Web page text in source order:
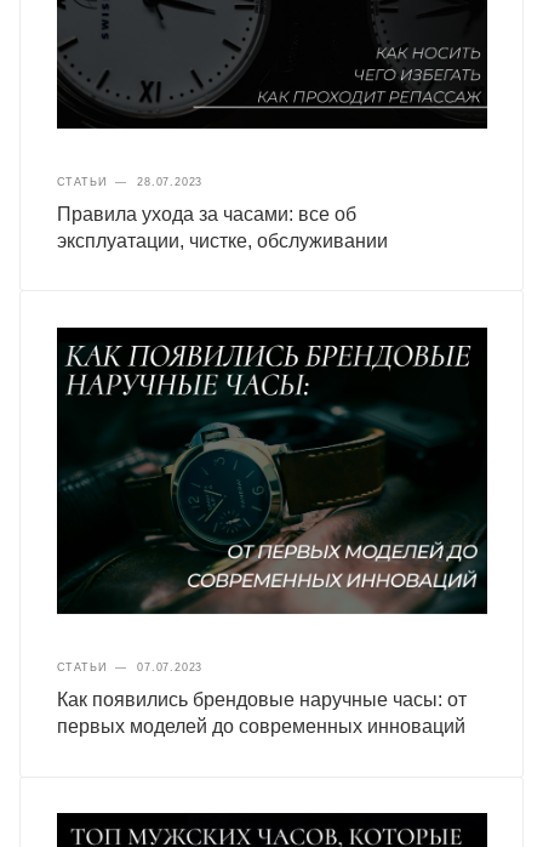
СТАТЬИ — 28.07.2023
Правила ухода за часами: все об
эксплуатации, чистке, обслуживании
СТАТЬИ — 07.07.2023
Как появились брендовые наручные часы: от
первых моделей до современных инноваций